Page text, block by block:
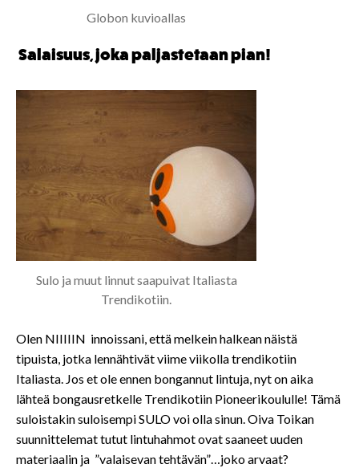
Globon kuvioallas
Salaisuus, joka paljastetaan pian!
Sulo ja muut linnut saapuivat Italiasta
Trendikotiin.
Olen NIIIIIN innoissani, että melkein halkean näistä
tipuista, jotka lennähtivät viime viikolla trendikotiin
Italiasta. Jos et ole ennen bongannut lintuja, nyt on aika
lähteä bongausretkelle Trendikotiin Pioneerikoululle! Tämä
suloistakin suloisempi SULO voi olla sinun. Oiva Toikan
suunnittelemat tutut lintuhahmot ovat saaneet uuden
materiaalin ja ”valaisevan tehtävän”…joko arvaat?